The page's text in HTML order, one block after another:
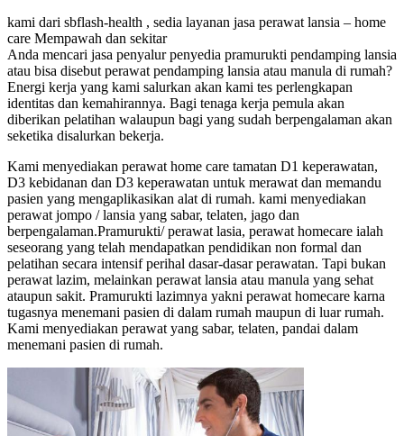
kami dari sbflash-health , sedia layanan jasa perawat lansia – home
care Mempawah dan sekitar
Anda mencari jasa penyalur penyedia pramurukti pendamping lansia
atau bisa disebut perawat pendamping lansia atau manula di rumah?
Energi kerja yang kami salurkan akan kami tes perlengkapan
identitas dan kemahirannya. Bagi tenaga kerja pemula akan
diberikan pelatihan walaupun bagi yang sudah berpengalaman akan
seketika disalurkan bekerja.
Kami menyediakan perawat home care tamatan D1 keperawatan,
D3 kebidanan dan D3 keperawatan untuk merawat dan memandu
pasien yang mengaplikasikan alat di rumah. kami menyediakan
perawat jompo / lansia yang sabar, telaten, jago dan
berpengalaman.Pramurukti/ perawat lasia, perawat homecare ialah
seseorang yang telah mendapatkan pendidikan non formal dan
pelatihan secara intensif perihal dasar-dasar perawatan. Tapi bukan
perawat lazim, melainkan perawat lansia atau manula yang sehat
ataupun sakit. Pramurukti lazimnya yakni perawat homecare karna
tugasnya menemani pasien di dalam rumah maupun di luar rumah.
Kami menyediakan perawat yang sabar, telaten, pandai dalam
menemani pasien di rumah.